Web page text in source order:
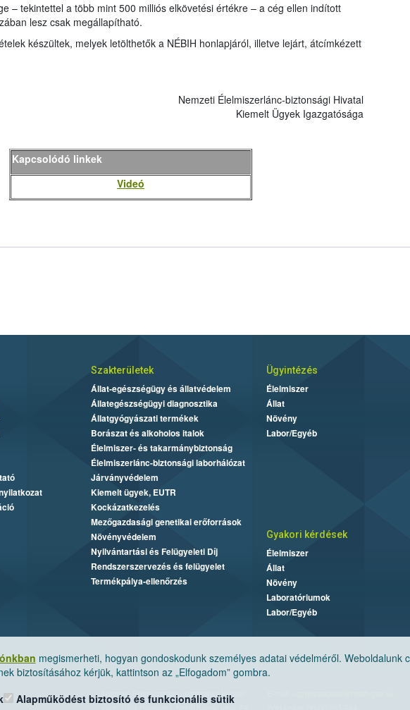
– tekintettel a több mint 500 milliós elkövetési értékre – a cég ellen indított
lesz csak megállapítható.
készültek, melyek letölthetők a NÉBIH honlapjáról, illetve lejárt, átcímkézett
Nemzeti Élelmiszerlánc-biztonsági Hivatal
Kiemelt Ügyek Igazgatósága
Kapcsolódó linkek
Videó
megismerheti, hogyan gondoskodunk személyes adatai védelméről. Weboldalunk
biztosításához kérjük, kattintson az „Elfogadom” gombra.
Alapműködést biztosító és funkcionális sütik
Szakterületek
Állat-egészségügy és állatvédelem
Állategészségügyi diagnosztika
Állatgyógyászati termékek
Borászat és alkoholos italok
Élelmiszer- és takarmánybiztonság
Élelmiszerlánc-biztonsági laborhálózat
Járványvédelem
Kiemelt ügyek, EUTR
Kockázatkezelés
Mezőgazdasági genetikai erőforrások
Növényvédelem
Nyilvántartási és Felügyeleti Díj
Rendszerszervezés és felügyelet
Termékpálya-ellenőrzés
Ügyintézés
Élelmiszer
Állat
Növény
Labor/Egyéb
Gyakori kérdések
Élelmiszer
Állat
Növény
Laboratóriumok
Labor/Egyéb
Nemzeti Élelmiszerlánc-biztonsági Hivatal